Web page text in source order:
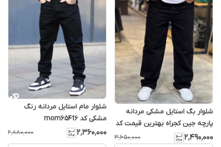
شلوار بگ استایل مشکی مردانه
پارچه جین کجراه بهترین قیمت کد
115BG👌
۲٬۴۹۰٬۰۰۰ ۳٬۶۵۰٬۰۰۰
شلوار مام استایل مردانه رنگ
مشکی کد mom654t6
۲٬۳۶۰٬۰۰۰ ۲٬۸۸۰٬۰۰۰